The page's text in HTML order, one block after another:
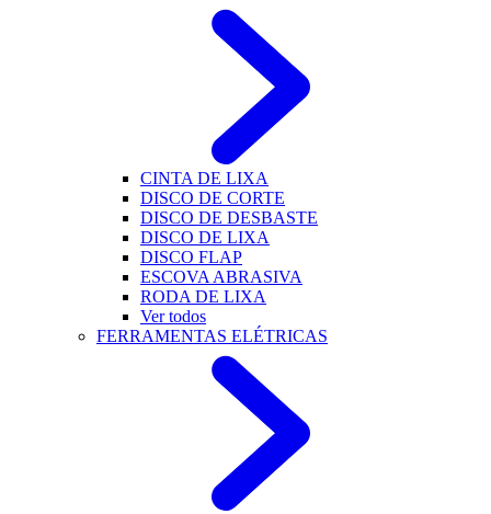
CINTA DE LIXA
DISCO DE CORTE
DISCO DE DESBASTE
DISCO DE LIXA
DISCO FLAP
ESCOVA ABRASIVA
RODA DE LIXA
Ver todos
FERRAMENTAS ELÉTRICAS